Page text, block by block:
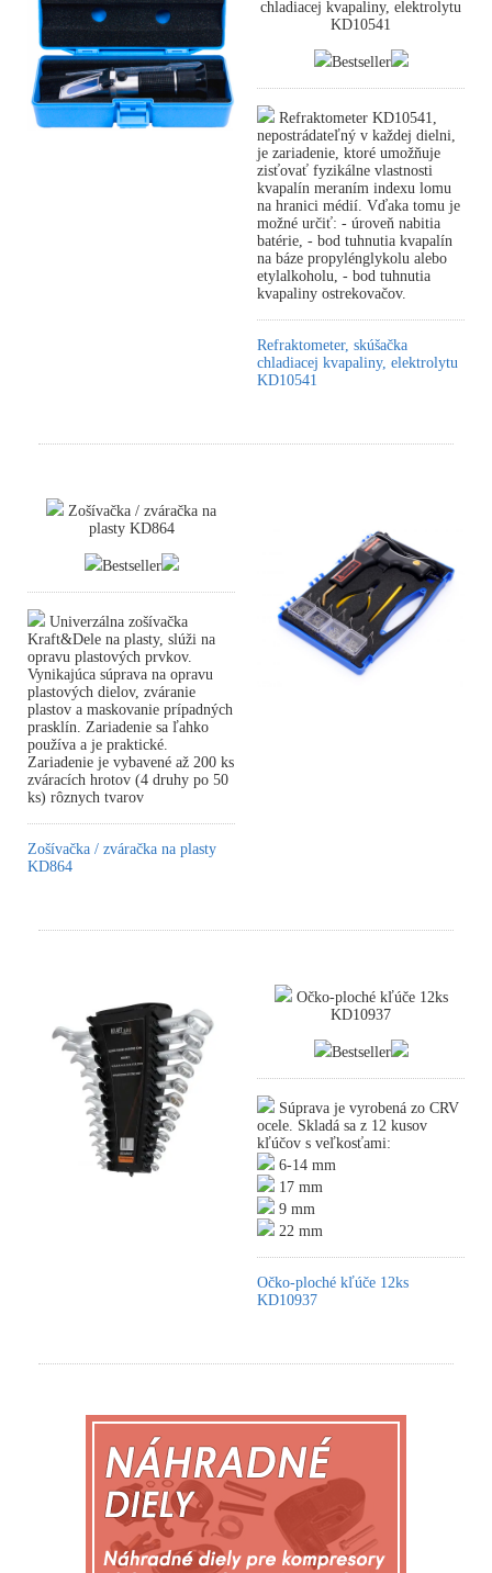
chladiacej kvapaliny, elektrolytu
KD10541
Bestseller
Refraktometer KD10541,
nepostrádateľný v každej dielni,
je zariadenie, ktoré umožňuje
zisťovať fyzikálne vlastnosti
kvapalín meraním indexu lomu
na hranici médií. Vďaka tomu je
možné určiť: - úroveň nabitia
batérie, - bod tuhnutia kvapalín
na báze propylénglykolu alebo
etylalkoholu, - bod tuhnutia
kvapaliny ostrekovačov.
Refraktometer, skúšačka
chladiacej kvapaliny, elektrolytu
KD10541
Zošívačka / zváračka na
plasty KD864
Bestseller
Univerzálna zošívačka
Kraft&Dele na plasty, slúži na
opravu plastových prvkov.
Vynikajúca súprava na opravu
plastových dielov, zváranie
plastov a maskovanie prípadných
prasklín. Zariadenie sa ľahko
používa a je praktické.
Zariadenie je vybavené až 200 ks
zváracích hrotov (4 druhy po 50
ks) rôznych tvarov
Zošívačka / zváračka na plasty
KD864
Očko-ploché kľúče 12ks
KD10937
Bestseller
Súprava je vyrobená zo CRV
ocele. Skladá sa z 12 kusov
kľúčov s veľkosťami:
6-14 mm
17 mm
9 mm
22 mm
Očko-ploché kľúče 12ks
KD10937